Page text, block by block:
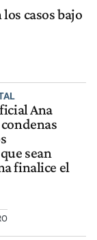
casos bajo
Ana
sean
finalice el